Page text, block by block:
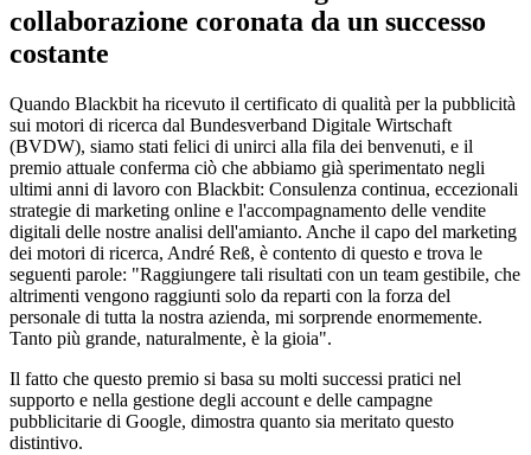
collaborazione coronata da un successo
costante
Quando Blackbit ha ricevuto il certificato di qualità per la pubblicità
sui motori di ricerca dal Bundesverband Digitale Wirtschaft
(BVDW), siamo stati felici di unirci alla fila dei benvenuti, e il
premio attuale conferma ciò che abbiamo già sperimentato negli
ultimi anni di lavoro con Blackbit: Consulenza continua, eccezionali
strategie di marketing online e l'accompagnamento delle vendite
digitali delle nostre analisi dell'amianto. Anche il capo del marketing
dei motori di ricerca, André Reß, è contento di questo e trova le
seguenti parole: "Raggiungere tali risultati con un team gestibile, che
altrimenti vengono raggiunti solo da reparti con la forza del
personale di tutta la nostra azienda, mi sorprende enormemente.
Tanto più grande, naturalmente, è la gioia".
Il fatto che questo premio si basa su molti successi pratici nel
supporto e nella gestione degli account e delle campagne
pubblicitarie di Google, dimostra quanto sia meritato questo
distintivo.